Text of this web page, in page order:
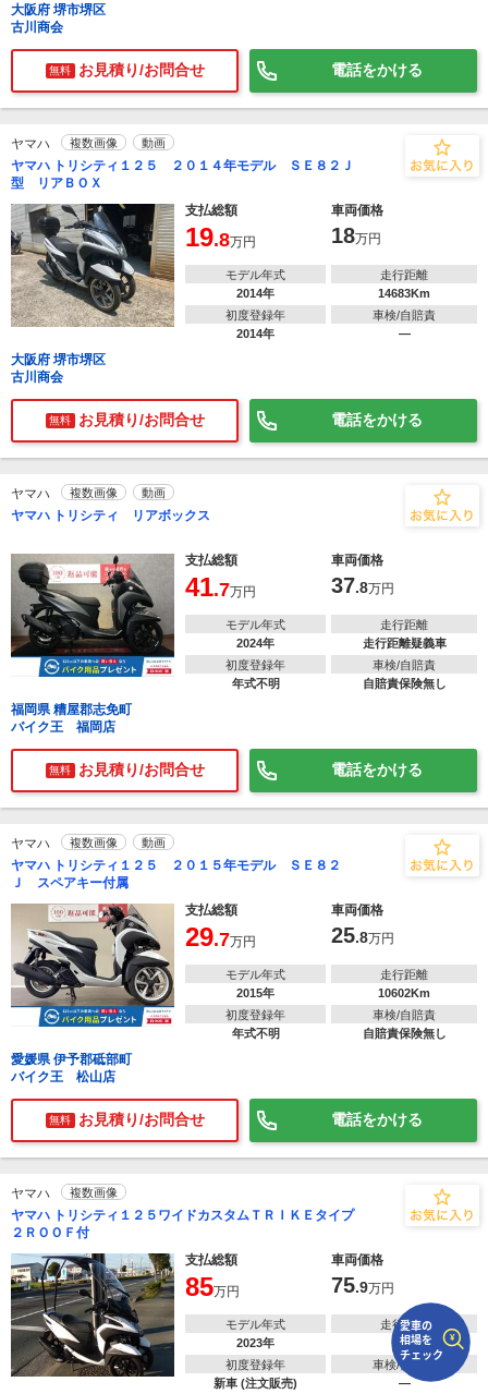
大阪府 堺市堺区
古川商会
無料 お見積り/お問合せ 電話をかける
ヤマハ 複数画像 動画
ヤマハ トリシティ１２５ ２０１４年モデル ＳＥ８２Ｊ
型 リアＢＯＸ
支払総額
車両価格
19.8万円 18万円
モデル年式
2014年
走行距離
14683Km
初度登録年
2014年
車検/自賠責
―
大阪府 堺市堺区
古川商会
無料 お見積り/お問合せ 電話をかける
ヤマハ 複数画像 動画
ヤマハ トリシティ リアボックス
支払総額 車両価格
41.7万円 37.8万円
モデル年式
2024年
走行距離
走行距離疑義車
初度登録年
年式不明
車検/自賠責
自賠責保険無し
福岡県 糟屋郡志免町
バイク王 福岡店
無料 お見積り/お問合せ 電話をかける
ヤマハ 複数画像 動画
ヤマハ トリシティ１２５ ２０１５年モデル ＳＥ８２
Ｊ スペアキー付属
支払総額
車両価格
29.7万円 25.8万円
モデル年式
2015年
走行距離
10602Km
初度登録年
年式不明
車検/自賠責
自賠責保険無し
愛媛県 伊予郡砥部町
バイク王 松山店
無料 お見積り/お問合せ 電話をかける
ヤマハ 複数画像
ヤマハ トリシティ１２５ワイドカスタムＴＲＩＫＥタイプ
２ＲＯＯＦ付
支払総額
車両価格
85万円 75.9万円
モデル年式
2023年
走行距離
―
初度登録年
新車 (注文販売)
車検/自賠責
―
車種選択するだけ、かんたん相場検索
まずはメーカーを選択する
車種